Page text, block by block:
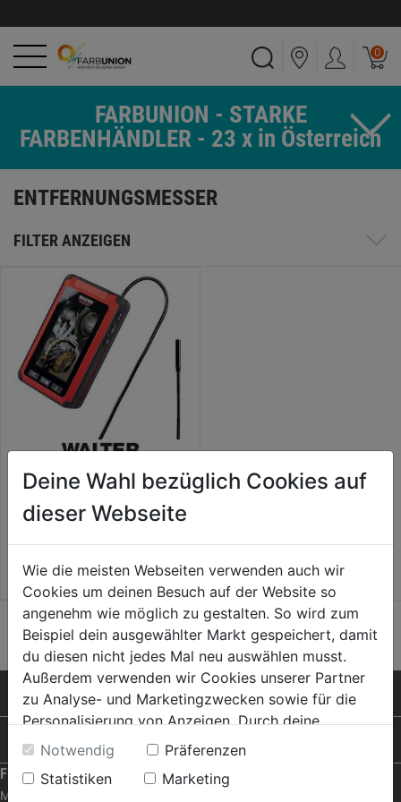
0
FARBUNION - STARKE
FARBENHÄNDLER - 23 x in Österreich
ENTFERNUNGSMESSER
FILTER ANZEIGEN
Multifunktionskamera 5-in-1
PRODUKTE
RAT & TAT
FRAGEN ZUM SHOP
Mein Konto
Deine Wahl bezüglich Cookies auf
dieser Webseite
Wie die meisten Webseiten verwenden auch wir
Cookies um deinen Besuch auf der Website so
angenehm wie möglich zu gestalten. So wird zum
Beispiel dein ausgewählter Markt gespeichert, damit
du diesen nicht jedes Mal neu auswählen musst.
Außerdem verwenden wir Cookies unserer Partner
zu Analyse- und Marketingzwecken sowie für die
Personalisierung von Anzeigen. Durch deine
Einwilligung werden die Daten von Drittanbieter,
unter anderem auch in den USA, verarbeitet.
Durch Klick auf "Alle Cookies erlauben" stimmst du
Notwendig
Präferenzen
Statistiken
Marketing